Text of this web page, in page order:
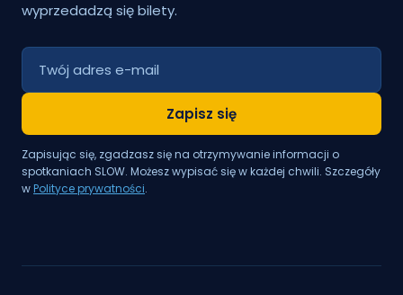
wyprzedadzą się bilety.
Zapisz się
Zapisując się, zgadzasz się na otrzymywanie informacji o
spotkaniach SLOW. Możesz wypisać się w każdej chwili. Szczegóły
wPolityce prywatności.